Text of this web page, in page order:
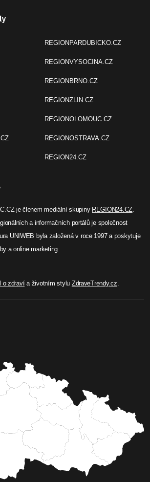
REGIONPARDUBICKO.CZ
REGIONVYSOCINA.CZ
REGIONBRNO.CZ
REGIONZLIN.CZ
REGIONOLOMOUC.CZ
REGIONOSTRAVA.CZ
REGION24.CZ
je členem mediální skupiny REGION24.CZ
a informačních portálů je společnost
UNIWEB byla založená v roce 1997 a poskytuje
a online marketing.
o zdravía životním stylu ZdraveTrendy.cz